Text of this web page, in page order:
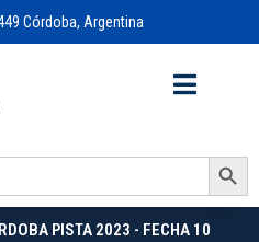
Córdoba, Argentina
Search Button
PISTA 2023 - FECHA 10